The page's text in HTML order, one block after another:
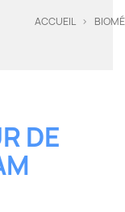
ACCUEIL
DE